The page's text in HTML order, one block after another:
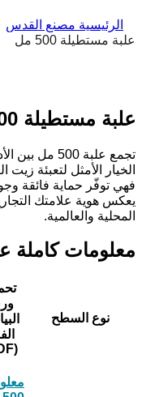
الرئيسية مصنع القدس
علبة مستطيلة 500 مل
علبة مستطيلة 500 مل لزيت الزيتون
تجمع علبة
الخيار الأمثل لتعبئة زيت
فهي توفّر حماية فائقة
يعكس هوية علامتك
المحلية والعالمية.
معلومات كاملة
نوع السطح
(PDF)